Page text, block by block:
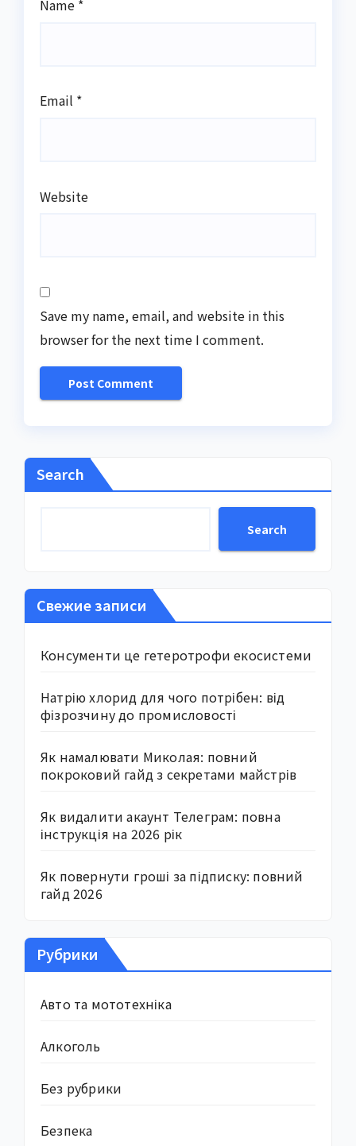
Name *
Email *
Website
Save my name, email, and website in this
browser for the next time I comment.
Search
Search
Свежие записи
Консументи це гетеротрофи екосистеми
Натрію хлорид для чого потрібен: від
фізрозчину до промисловості
Як намалювати Миколая: повний
покроковий гайд з секретами майстрів
Як видалити акаунт Телеграм: повна
інструкція на 2026 рік
Як повернути гроші за підписку: повний
гайд 2026
Рубрики
Авто та мототехніка
Алкоголь
Без рубрики
Безпека